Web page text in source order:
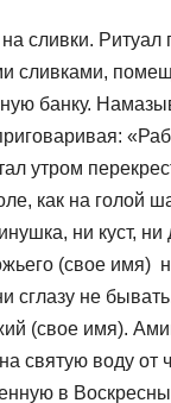
сливки. Ритуал
сливками,
банку.
утром
как на голой
ни куст, ни
(свое имя)
сглазу не
(свое имя).
святую воду от
в